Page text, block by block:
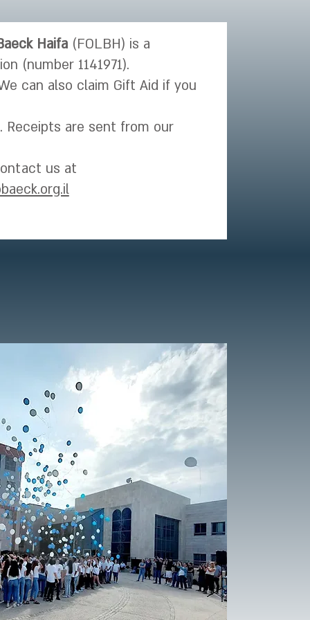
Haifa(FOLBH) is a
(number 1141971).
can also claim Gift Aid if you
Receipts are sent from our
us at